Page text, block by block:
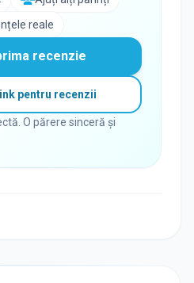
reale
recenzie
pentru recenzii
O părere sinceră și